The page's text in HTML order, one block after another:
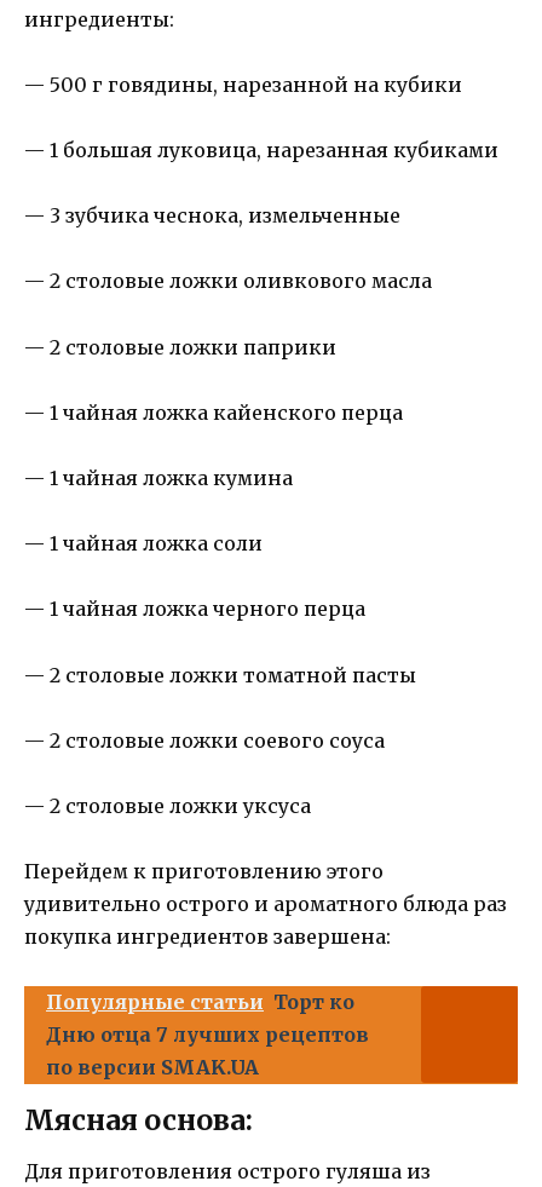
ингредиенты:
— 500 г говядины, нарезанной на кубики
— 1 большая луковица, нарезанная кубиками
— 3 зубчика чеснока, измельченные
— 2 столовые ложки оливкового масла
— 2 столовые ложки паприки
— 1 чайная ложка кайенского перца
— 1 чайная ложка кумина
— 1 чайная ложка соли
— 1 чайная ложка черного перца
— 2 столовые ложки томатной пасты
— 2 столовые ложки соевого соуса
— 2 столовые ложки уксуса
Перейдем к приготовлению этого
удивительно острого и ароматного блюда раз
покупка ингредиентов завершена:
Популярные статьи Торт ко
Дню отца 7 лучших рецептов
по версии SMAK.UA
Мясная основа:
Для приготовления острого гуляша из